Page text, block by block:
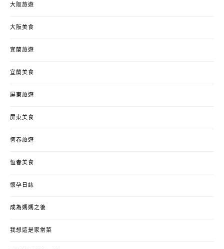
大阪旅遊
大阪美食
宜蘭旅遊
宜蘭美食
屏東旅遊
屏東美食
恆春旅遊
恆春美食
懷孕日誌
成為媽媽之後
我想這是家常菜